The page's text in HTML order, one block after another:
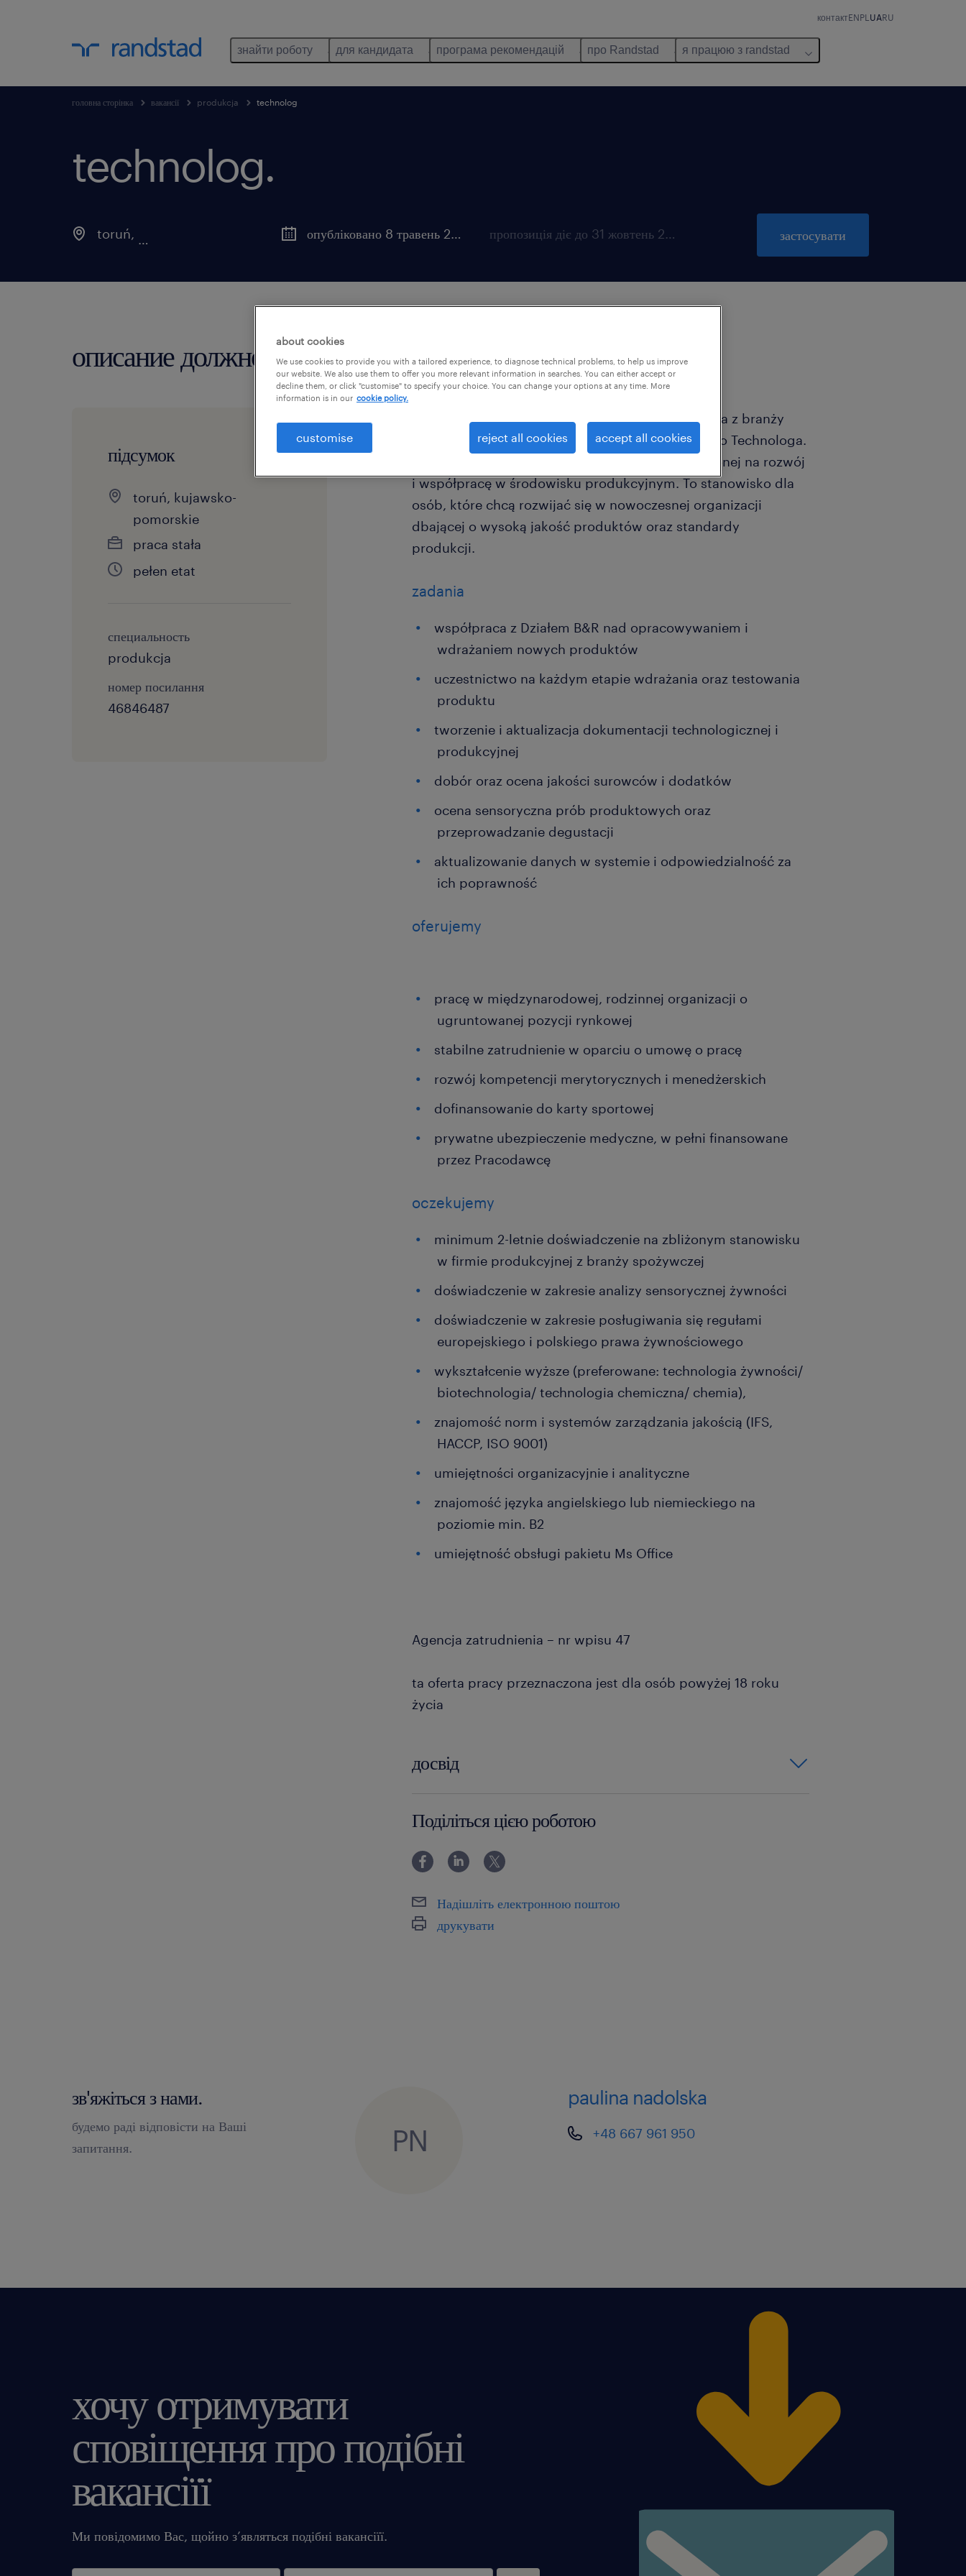
контактENPL UARU
знайти роботу для кандидата програма рекомендацій про Randstad я працюю з randstad
головна сторінка вакансії produkcja technolog
technolog.
toruń, опубліковано 8 травень 2026 пропозиція діє до 31 жовтень 2026 застосувати
описание должности
підсумок
toruń, kujawsko-
pomorskie
praca stała
pełen etat
специальность
produkcja
номер посилання
46846487
Dla naszego klienta, którym jest firma produkcyjna z branży
spożywczej, prowadzimy rekrutację na stanowisko Technologa.
Szukamy osoby dobrze zorganizowanej, nastawionej na rozwój
i współpracę w środowisku produkcyjnym. To stanowisko dla
osób, które chcą rozwijać się w nowoczesnej organizacji
dbającej o wysoką jakość produktów oraz standardy
produkcji.
zadania
współpraca z Działem B&R nad opracowywaniem i
wdrażaniem nowych produktów
uczestnictwo na każdym etapie wdrażania oraz testowania
produktu
tworzenie i aktualizacja dokumentacji technologicznej i
produkcyjnej
dobór oraz ocena jakości surowców i dodatków
ocena sensoryczna prób produktowych oraz
przeprowadzanie degustacji
aktualizowanie danych w systemie i odpowiedzialność za
ich poprawność
oferujemy
pracę w międzynarodowej, rodzinnej organizacji o
ugruntowanej pozycji rynkowej
stabilne zatrudnienie w oparciu o umowę o pracę
rozwój kompetencji merytorycznych i menedżerskich
dofinansowanie do karty sportowej
prywatne ubezpieczenie medyczne, w pełni finansowane
przez Pracodawcę
oczekujemy
minimum 2-letnie doświadczenie na zbliżonym stanowisku
w firmie produkcyjnej z branży spożywczej
doświadczenie w zakresie analizy sensorycznej żywności
doświadczenie w zakresie posługiwania się regułami
europejskiego i polskiego prawa żywnościowego
wykształcenie wyższe (preferowane: technologia żywności/
biotechnologia/ technologia chemiczna/ chemia),
znajomość norm i systemów zarządzania jakością (IFS,
HACCP, ISO 9001)
umiejętności organizacyjnie i analityczne
znajomość języka angielskiego lub niemieckiego na
poziomie min. B2
umiejętność obsługi pakietu Ms Office
Agencja zatrudnienia – nr wpisu 47
ta oferta pracy przeznaczona jest dla osób powyżej 18 roku
życia
досвід
Поділіться цією роботою
Надішліть електронною поштою
друкувати
зв'яжіться з нами.
будемо раді відповісти на Ваші
запитання.
PN
paulina nadolska
+48 667 961 950
хочу отримувати
сповіщення про подібні
вакансіїї
Ми повідомимо Вас, щойно з’являться подібні вакансіїї.
about cookies
We use cookies to provide you with a tailored experience, to diagnose technical problems, to help us improve
our website. We also use them to offer you more relevant information in searches. You can either accept or
decline them, or click "customise" to specify your choice. You can change your options at any time. More
information is in our cookie policy.
customise reject all cookies accept all cookies